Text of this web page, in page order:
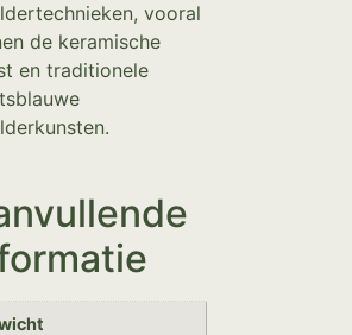
vooral
de keramische
en traditionele